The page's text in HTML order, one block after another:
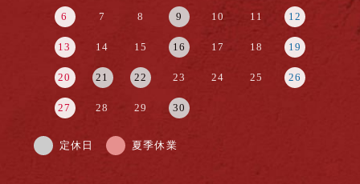
6 7 8 9 10 11 12
13 14 15 16 17 18 19
20 21 22 23 24 25 26
27 28 29 30
定休日 夏季休業